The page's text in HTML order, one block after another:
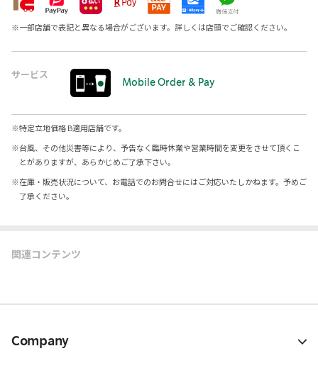
※一部店舗で表記と異なる場合がございます。詳しくは店頭でご確認ください。
サービス
Mobile Order & Pay
※特定立地価格 B適用店舗です。
※台風、その他災害等により、予告なく臨時休業や営業時間を変更をさせて頂くこ
とがありますが、あらかじめご了承下さい。
※在庫・販売状況について、お電話でのお問合せにはご対応いたしかねます。予めご
了承ください。
関連コンテンツ
Company